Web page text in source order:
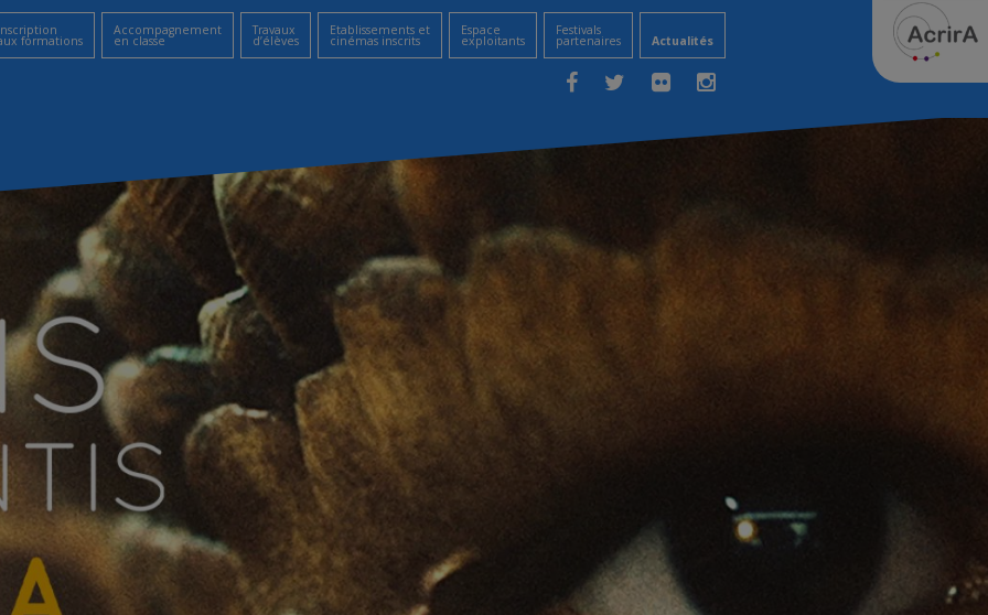
formations
Accompagnement
en classe
Travaux
d’élèves
Etablissements et
cinémas inscrits
Espace
exploitants
Festivals
partenaires Actualités